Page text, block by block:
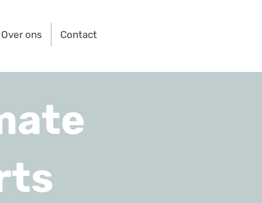
Over ons Contact